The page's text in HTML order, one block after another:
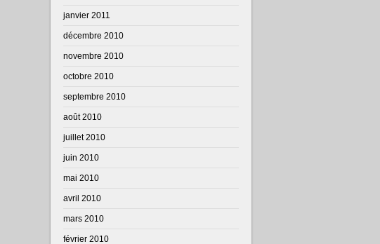
janvier 2011
décembre 2010
novembre 2010
octobre 2010
septembre 2010
août 2010
juillet 2010
juin 2010
mai 2010
avril 2010
mars 2010
février 2010